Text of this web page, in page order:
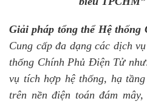
Giải pháp tổng thể Hệ thống
Cung cấp đa dạng các dịch
thống Chính Phủ Điện Tử
vụ tích hợp hệ thống, hạ
trên nền điện toán đám